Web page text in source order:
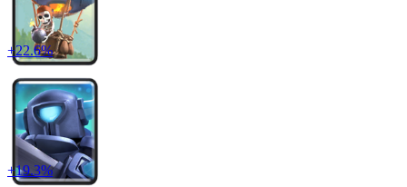
+22.6%
+19.3%